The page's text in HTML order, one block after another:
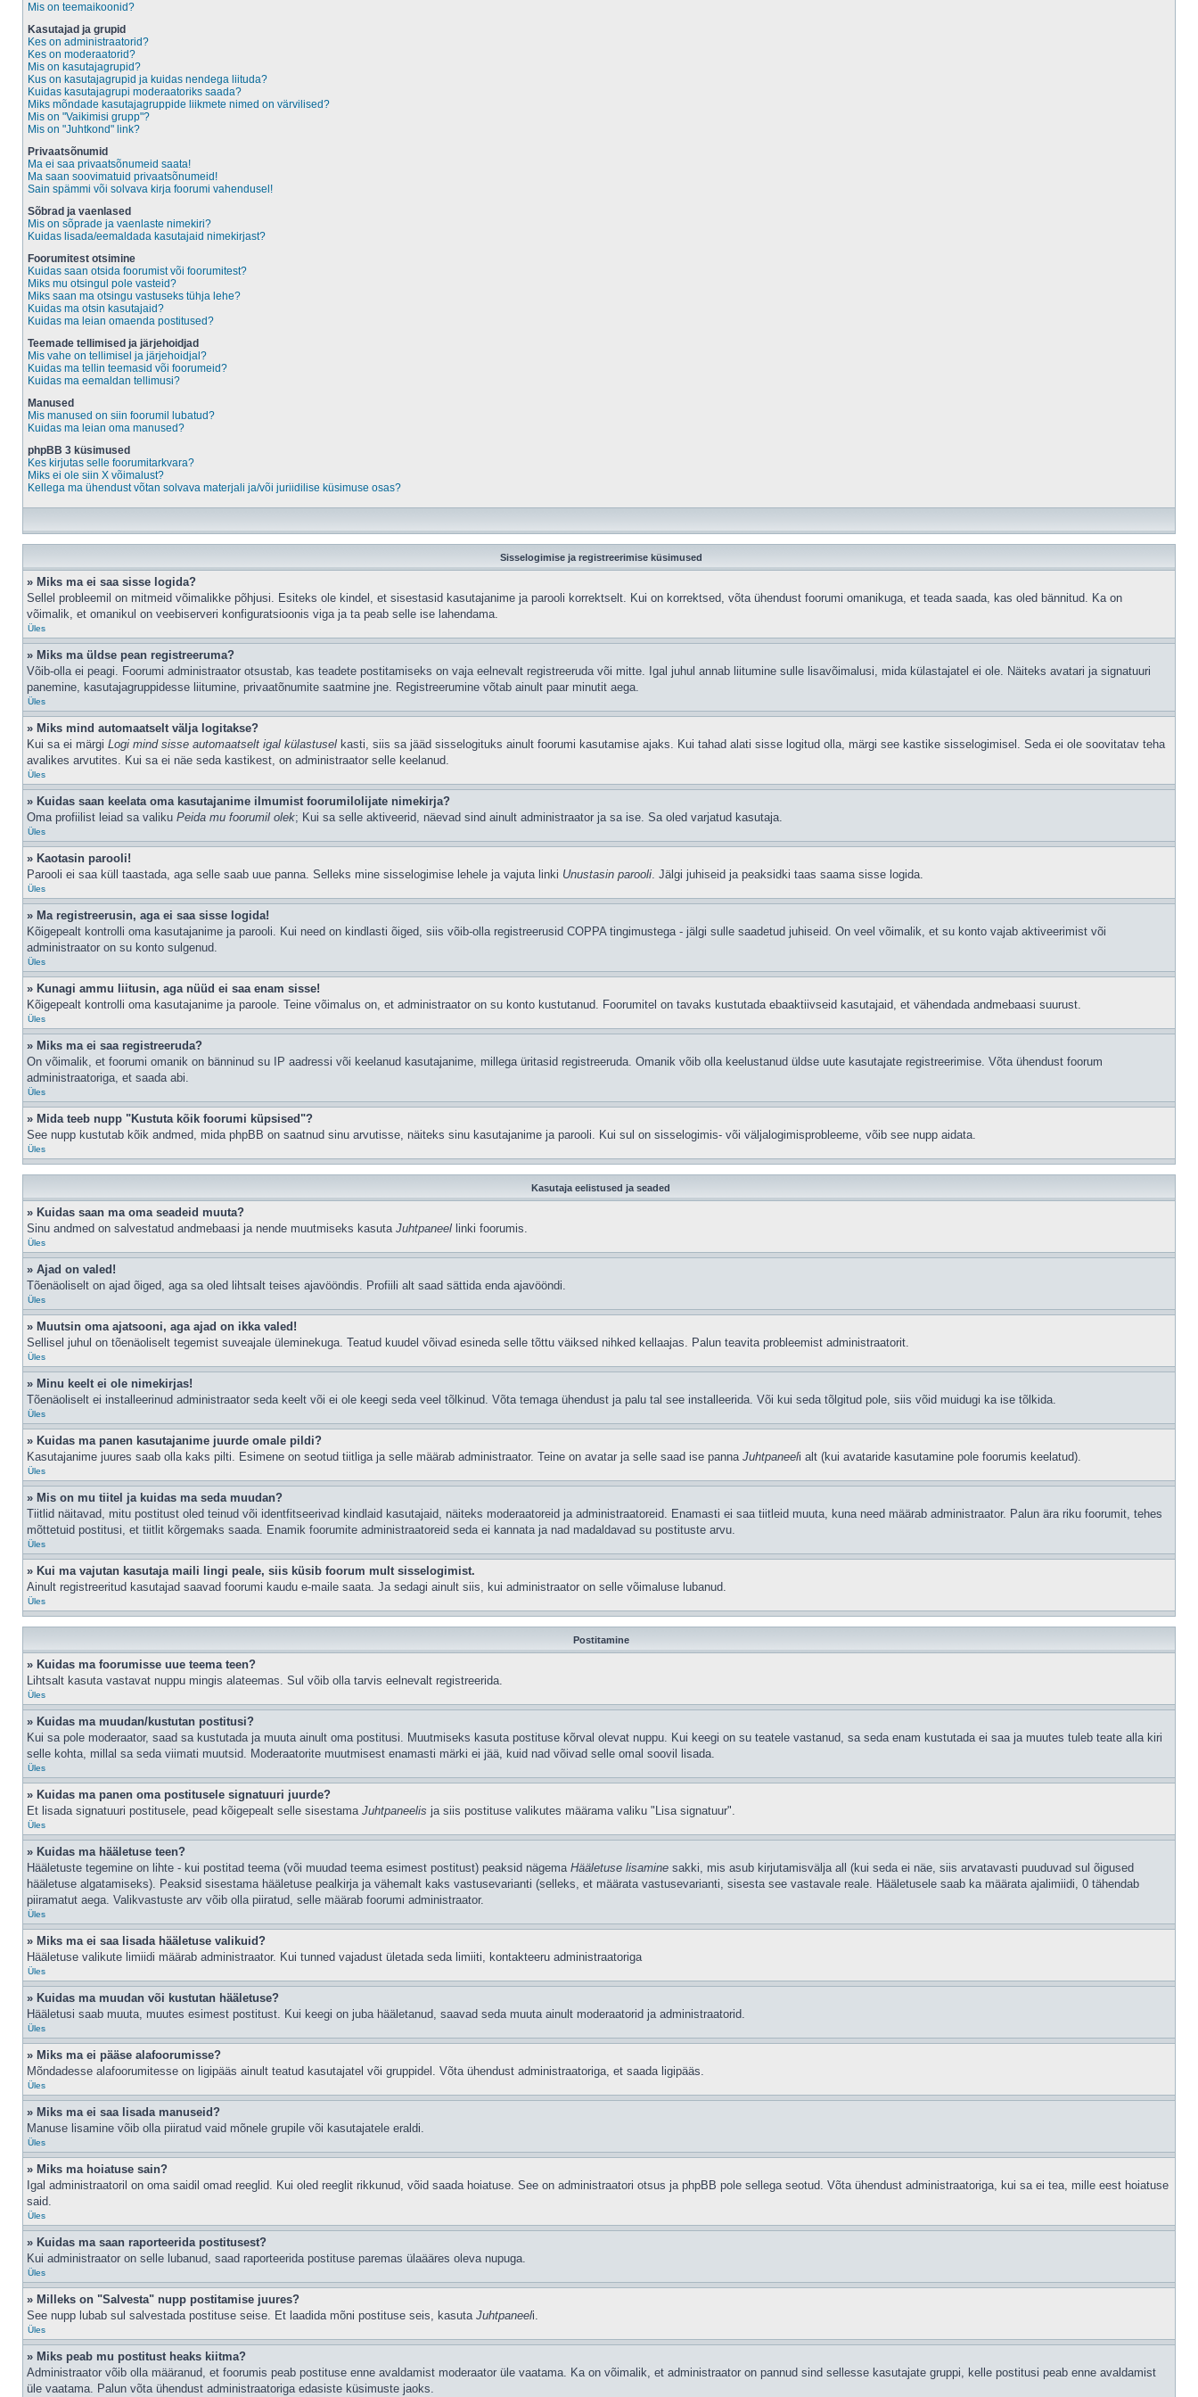
Mis on teemaikoonid?
Kasutajad ja grupid
Kes on administraatorid?
Kes on moderaatorid?
Mis on kasutajagrupid?
Kus on kasutajagrupid ja kuidas nendega liituda?
Kuidas kasutajagrupi moderaatoriks saada?
Miks mõndade kasutajagruppide liikmete nimed on värvilised?
Mis on "Vaikimisi grupp"?
Mis on "Juhtkond" link?
Privaatsõnumid
Ma ei saa privaatsõnumeid saata!
Ma saan soovimatuid privaatsõnumeid!
Sain spämmi või solvava kirja foorumi vahendusel!
Sõbrad ja vaenlased
Mis on sõprade ja vaenlaste nimekiri?
Kuidas lisada/eemaldada kasutajaid nimekirjast?
Foorumitest otsimine
Kuidas saan otsida foorumist või foorumitest?
Miks mu otsingul pole vasteid?
Miks saan ma otsingu vastuseks tühja lehe?
Kuidas ma otsin kasutajaid?
Kuidas ma leian omaenda postitused?
Teemade tellimised ja järjehoidjad
Mis vahe on tellimisel ja järjehoidjal?
Kuidas ma tellin teemasid või foorumeid?
Kuidas ma eemaldan tellimusi?
Manused
Mis manused on siin foorumil lubatud?
Kuidas ma leian oma manused?
phpBB 3 küsimused
Kes kirjutas selle foorumitarkvara?
Miks ei ole siin X võimalust?
Kellega ma ühendust võtan solvava materjali ja/või juriidilise küsimuse osas?
Sisselogimise ja registreerimise küsimused
» Miks ma ei saa sisse logida?
Sellel probleemil on mitmeid võimalikke põhjusi. Esiteks ole kindel, et sisestasid kasutajanime ja parooli korrektselt. Kui on korrektsed, võta ühendust foorumi omanikuga, et teada saada, kas oled bännitud. Ka on
võimalik, et omanikul on veebiserveri konfiguratsioonis viga ja ta peab selle ise lahendama.
Üles
» Miks ma üldse pean registreeruma?
Võib-olla ei peagi. Foorumi administraator otsustab, kas teadete postitamiseks on vaja eelnevalt registreeruda või mitte. Igal juhul annab liitumine sulle lisavõimalusi, mida külastajatel ei ole. Näiteks avatari ja signatuuri
panemine, kasutajagruppidesse liitumine, privaatõnumite saatmine jne. Registreerumine võtab ainult paar minutit aega.
Üles
» Miks mind automaatselt välja logitakse?
Kui sa ei märgi Logi mind sisse automaatselt igal külastusel kasti, siis sa jääd sisselogituks ainult foorumi kasutamise ajaks. Kui tahad alati sisse logitud olla, märgi see kastike sisselogimisel. Seda ei ole soovitatav teha
avalikes arvutites. Kui sa ei näe seda kastikest, on administraator selle keelanud.
Üles
» Kuidas saan keelata oma kasutajanime ilmumist foorumilolijate nimekirja?
Oma profiilist leiad sa valiku Peida mu foorumil olek; Kui sa selle aktiveerid, näevad sind ainult administraator ja sa ise. Sa oled varjatud kasutaja.
Üles
» Kaotasin parooli!
Parooli ei saa küll taastada, aga selle saab uue panna. Selleks mine sisselogimise lehele ja vajuta linki Unustasin parooli. Jälgi juhiseid ja peaksidki taas saama sisse logida.
Üles
» Ma registreerusin, aga ei saa sisse logida!
Kõigepealt kontrolli oma kasutajanime ja parooli. Kui need on kindlasti õiged, siis võib-olla registreerusid COPPA tingimustega - jälgi sulle saadetud juhiseid. On veel võimalik, et su konto vajab aktiveerimist või
administraator on su konto sulgenud.
Üles
» Kunagi ammu liitusin, aga nüüd ei saa enam sisse!
Kõigepealt kontrolli oma kasutajanime ja paroole. Teine võimalus on, et administraator on su konto kustutanud. Foorumitel on tavaks kustutada ebaaktiivseid kasutajaid, et vähendada andmebaasi suurust.
Üles
» Miks ma ei saa registreeruda?
On võimalik, et foorumi omanik on bänninud su IP aadressi või keelanud kasutajanime, millega üritasid registreeruda. Omanik võib olla keelustanud üldse uute kasutajate registreerimise. Võta ühendust foorum
administraatoriga, et saada abi.
Üles
» Mida teeb nupp "Kustuta kõik foorumi küpsised"?
See nupp kustutab kõik andmed, mida phpBB on saatnud sinu arvutisse, näiteks sinu kasutajanime ja parooli. Kui sul on sisselogimis- või väljalogimisprobleeme, võib see nupp aidata.
Üles
Kasutaja eelistused ja seaded
» Kuidas saan ma oma seadeid muuta?
Sinu andmed on salvestatud andmebaasi ja nende muutmiseks kasuta Juhtpaneel linki foorumis.
Üles
» Ajad on valed!
Tõenäoliselt on ajad õiged, aga sa oled lihtsalt teises ajavööndis. Profiili alt saad sättida enda ajavööndi.
Üles
» Muutsin oma ajatsooni, aga ajad on ikka valed!
Sellisel juhul on tõenäoliselt tegemist suveajale üleminekuga. Teatud kuudel võivad esineda selle tõttu väiksed nihked kellaajas. Palun teavita probleemist administraatorit.
Üles
» Minu keelt ei ole nimekirjas!
Tõenäoliselt ei installeerinud administraator seda keelt või ei ole keegi seda veel tõlkinud. Võta temaga ühendust ja palu tal see installeerida. Või kui seda tõlgitud pole, siis võid muidugi ka ise tõlkida.
Üles
» Kuidas ma panen kasutajanime juurde omale pildi?
Kasutajanime juures saab olla kaks pilti. Esimene on seotud tiitliga ja selle määrab administraator. Teine on avatar ja selle saad ise panna Juhtpaneeli alt (kui avataride kasutamine pole foorumis keelatud).
Üles
» Mis on mu tiitel ja kuidas ma seda muudan?
Tiitlid näitavad, mitu postitust oled teinud või identfitseerivad kindlaid kasutajaid, näiteks moderaatoreid ja administraatoreid. Enamasti ei saa tiitleid muuta, kuna need määrab administraator. Palun ära riku foorumit, tehes
mõttetuid postitusi, et tiitlit kõrgemaks saada. Enamik foorumite administraatoreid seda ei kannata ja nad madaldavad su postituste arvu.
Üles
» Kui ma vajutan kasutaja maili lingi peale, siis küsib foorum mult sisselogimist.
Ainult registreeritud kasutajad saavad foorumi kaudu e-maile saata. Ja sedagi ainult siis, kui administraator on selle võimaluse lubanud.
Üles
Postitamine
» Kuidas ma foorumisse uue teema teen?
Lihtsalt kasuta vastavat nuppu mingis alateemas. Sul võib olla tarvis eelnevalt registreerida.
Üles
» Kuidas ma muudan/kustutan postitusi?
Kui sa pole moderaator, saad sa kustutada ja muuta ainult oma postitusi. Muutmiseks kasuta postituse kõrval olevat nuppu. Kui keegi on su teatele vastanud, sa seda enam kustutada ei saa ja muutes tuleb teate alla kiri
selle kohta, millal sa seda viimati muutsid. Moderaatorite muutmisest enamasti märki ei jää, kuid nad võivad selle omal soovil lisada.
Üles
» Kuidas ma panen oma postitusele signatuuri juurde?
Et lisada signatuuri postitusele, pead kõigepealt selle sisestama Juhtpaneelis ja siis postituse valikutes määrama valiku "Lisa signatuur".
Üles
» Kuidas ma hääletuse teen?
Hääletuste tegemine on lihte - kui postitad teema (või muudad teema esimest postitust) peaksid nägema Hääletuse lisamine sakki, mis asub kirjutamisvälja all (kui seda ei näe, siis arvatavasti puuduvad sul õigused
hääletuse algatamiseks). Peaksid sisestama hääletuse pealkirja ja vähemalt kaks vastusevarianti (selleks, et määrata vastusevarianti, sisesta see vastavale reale. Hääletusele saab ka määrata ajalimiidi, 0 tähendab
piiramatut aega. Valikvastuste arv võib olla piiratud, selle määrab foorumi administraator.
Üles
» Miks ma ei saa lisada hääletuse valikuid?
Hääletuse valikute limiidi määrab administraator. Kui tunned vajadust ületada seda limiiti, kontakteeru administraatoriga
Üles
» Kuidas ma muudan või kustutan hääletuse?
Hääletusi saab muuta, muutes esimest postitust. Kui keegi on juba hääletanud, saavad seda muuta ainult moderaatorid ja administraatorid.
Üles
» Miks ma ei pääse alafoorumisse?
Mõndadesse alafoorumitesse on ligipääs ainult teatud kasutajatel või gruppidel. Võta ühendust administraatoriga, et saada ligipääs.
Üles
» Miks ma ei saa lisada manuseid?
Manuse lisamine võib olla piiratud vaid mõnele grupile või kasutajatele eraldi.
Üles
» Miks ma hoiatuse sain?
Igal administraatoril on oma saidil omad reeglid. Kui oled reeglit rikkunud, võid saada hoiatuse. See on administraatori otsus ja phpBB pole sellega seotud. Võta ühendust administraatoriga, kui sa ei tea, mille eest hoiatuse
said.
Üles
» Kuidas ma saan raporteerida postitusest?
Kui administraator on selle lubanud, saad raporteerida postituse paremas ülaääres oleva nupuga.
Üles
» Milleks on "Salvesta" nupp postitamise juures?
See nupp lubab sul salvestada postituse seise. Et laadida mõni postituse seis, kasuta Juhtpaneeli.
Üles
» Miks peab mu postitust heaks kiitma?
Administraator võib olla määranud, et foorumis peab postituse enne avaldamist moderaator üle vaatama. Ka on võimalik, et administraator on pannud sind sellesse kasutajate gruppi, kelle postitusi peab enne avaldamist
üle vaatama. Palun võta ühendust administraatoriga edasiste küsimuste jaoks.